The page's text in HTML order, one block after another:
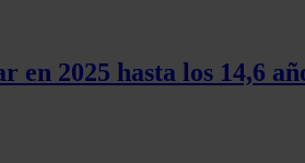
2025 hasta los 14,6